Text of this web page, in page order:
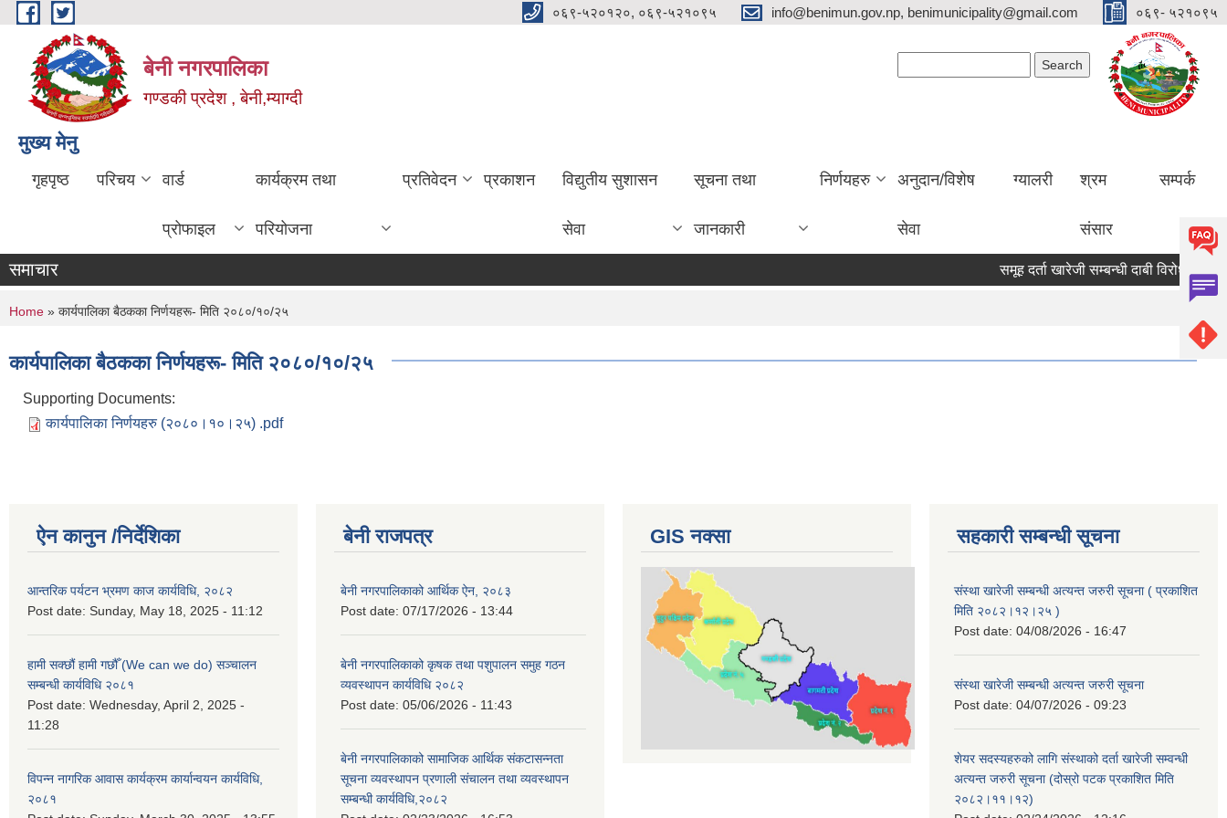
Skip to main content ०६९-५२०१२०, ०६९-५२१०९५ info@benimun.gov.np, benimunicipality@gmail.com ०६९- ५२१०९५
बेनी नगरपालिका
गण्डकी प्रदेश , बेनी,म्याग्दी
मुख्य मेनु
गृहपृष्ठ परिचय वार्ड
प्रोफाइल
कार्यक्रम तथा
परियोजना
प्रतिवेदन प्रकाशन विद्युतीय सुशासन
सेवा
सूचना तथा
जानकारी
निर्णयहरु अनुदान/विशेष
सेवा
ग्यालरी श्रम
संसार
सम्पर्क
समाचार समूह दर्ता खारेजी सम्बन्धी दाबी विरोध पेश
You are here
Home » कार्यपालिका बैठकका निर्णयहरू- मिति २०८०/१०/२५
कार्यपालिका बैठकका निर्णयहरू- मिति २०८०/१०/२५
Supporting Documents:
कार्यपालिका निर्णयहरु (२०८०।१०।२५) .pdf
ऐन कानुन /निर्देशिका
आन्तरिक पर्यटन भ्रमण काज कार्यविधि, २०८२
Post date: Sunday, May 18, 2025 - 11:12
हामी सक्छौं हामी गछौँ (We can we do) सञ्चालन
सम्बन्धी कार्यविधि २०८१
Post date: Wednesday, April 2, 2025 -
11:28
विपन्न नागरिक आवास कार्यक्रम कार्यान्वयन कार्यविधि,
२०८१
बेनी राजपत्र
बेनी नगरपालिकाको आर्थिक ऐन, २०८३
Post date: 07/17/2026 - 13:44
बेनी नगरपालिकाको कृषक तथा पशुपालन समुह गठन
व्यवस्थापन कार्यविधि २०८२
Post date: 05/06/2026 - 11:43
बेनी नगरपालिकाको सामाजिक आर्थिक संकटासन्नता
सूचना व्यवस्थापन प्रणाली संचालन तथा व्यवस्थापन
सम्बन्धी कार्यविधि,२०८२
GIS नक्सा सहकारी सम्बन्धी सूचना
संस्था खारेजी सम्बन्धी अत्यन्त जरुरी सूचना ( प्रकाशित
मिति २०८२।१२।२५ )
Post date: 04/08/2026 - 16:47
संस्था खारेजी सम्बन्धी अत्यन्त जरुरी सूचना
Post date: 04/07/2026 - 09:23
शेयर सदस्यहरुको लागि संस्थाको दर्ता खारेजी सम्वन्धी
अत्यन्त जरुरी सूचना (दोस्रो पटक प्रकाशित मिति
२०८२।११।१२)